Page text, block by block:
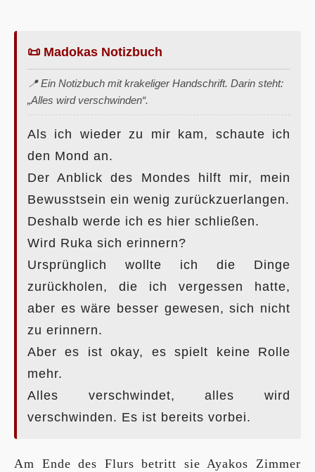
📜 Madokas Notizbuch
📍 Ein Notizbuch mit krakeliger Handschrift. Darin steht:
„Alles wird verschwinden“.
Als ich wieder zu mir kam, schaute ich
den Mond an.
Der Anblick des Mondes hilft mir, mein
Bewusstsein ein wenig zurückzuerlangen.
Deshalb werde ich es hier schließen.
Wird Ruka sich erinnern?
Ursprünglich wollte ich die Dinge
zurückholen, die ich vergessen hatte,
aber es wäre besser gewesen, sich nicht
zu erinnern.
Aber es ist okay, es spielt keine Rolle
mehr.
Alles verschwindet, alles wird
verschwinden. Es ist bereits vorbei.
Am Ende des Flurs betritt sie Ayakos Zimmer